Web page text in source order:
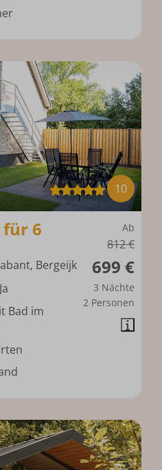
10
Ab
812 €
699 €
3 Nächte
2 Personen
6
Bergeijk
Ja
Bad im